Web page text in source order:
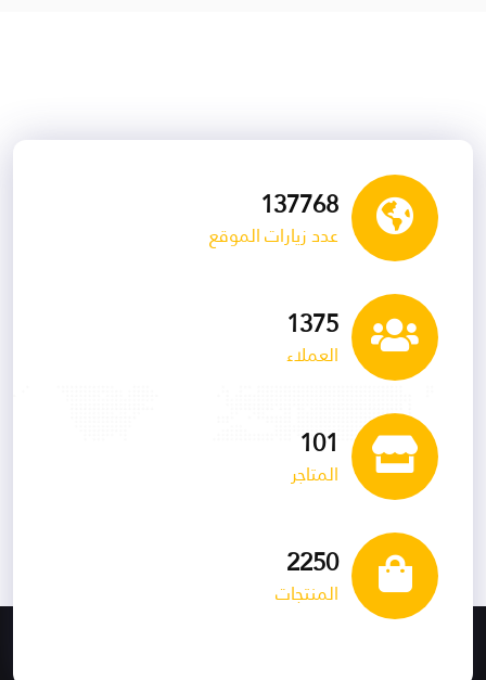
150069
عدد زيارات الموقع
1498
العملاء
110
المتاجر
2452
المنتجات